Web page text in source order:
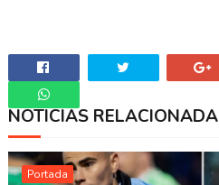
Whatsapp
NOTICIAS
Portada